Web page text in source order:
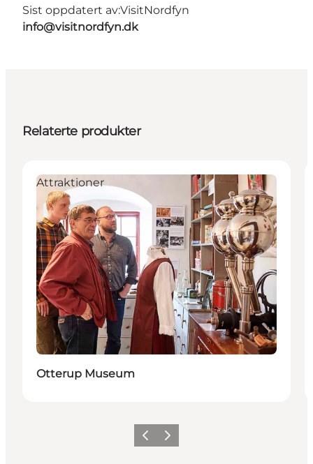
Sist oppdatert av:VisitNordfyn
info@visitnordfyn.dk
Relaterte produkter
Attraktioner
Otterup Museum
ForrigeNeste